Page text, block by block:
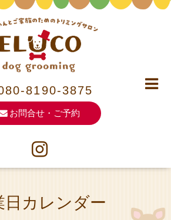
8190-3875
お問合せ・ご予約
日カレンダー